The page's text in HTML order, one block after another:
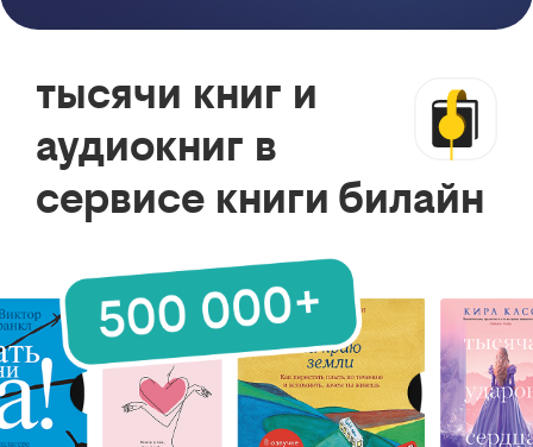
тысячи книг и
аудиокниг в
сервисе книги билайн